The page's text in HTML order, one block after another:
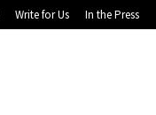
Write for Us In the Press